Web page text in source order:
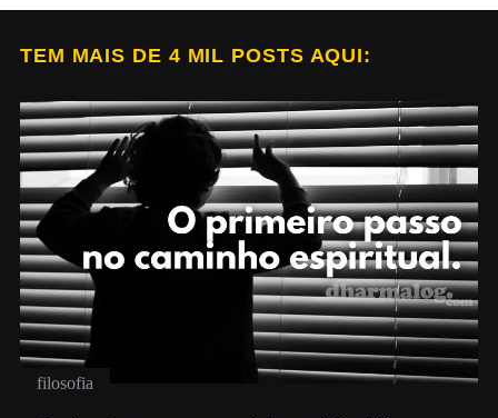
TEM MAIS DE 4 MIL POSTS AQUI:
filosofia